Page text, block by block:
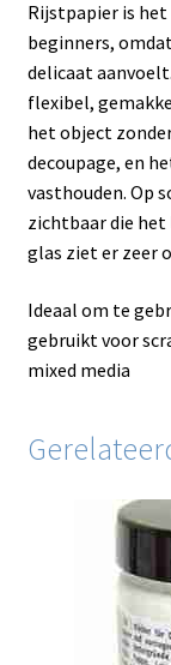
Rijstpapier is
beginners,
delicaat
flexibel,
het object
decoupage, en
vasthouden. Op
zichtbaar die
glas ziet er zeer
Ideaal om te
gebruikt voor
mixed media